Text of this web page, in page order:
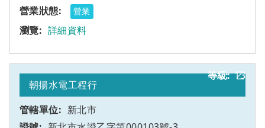
營業
詳細資料
13
朝揚水電工程行
新北市
乙